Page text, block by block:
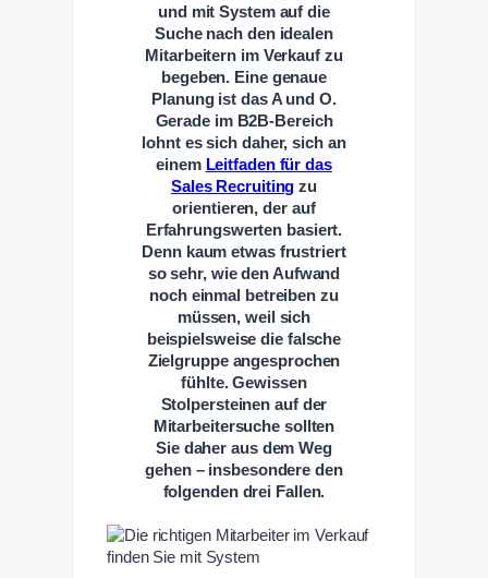
und mit System auf die
Suche nach den idealen
Mitarbeitern im Verkauf zu
begeben. Eine genaue
Planung ist das A und O.
Gerade im B2B-Bereich
lohnt es sich daher, sich an
einem Leitfaden für das
Sales Recruiting zu
orientieren, der auf
Erfahrungswerten basiert.
Denn kaum etwas frustriert
so sehr, wie den Aufwand
noch einmal betreiben zu
müssen, weil sich
beispielsweise die falsche
Zielgruppe angesprochen
fühlte. Gewissen
Stolpersteinen auf der
Mitarbeitersuche sollten
Sie daher aus dem Weg
gehen – insbesondere den
folgenden drei Fallen.